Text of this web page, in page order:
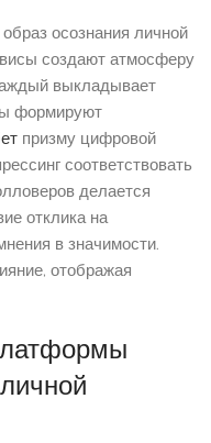
осознания личной
создают атмосферу
выкладывает
формируют
призму цифровой
соответствовать
делается
отклика на
в значимости.
отображая